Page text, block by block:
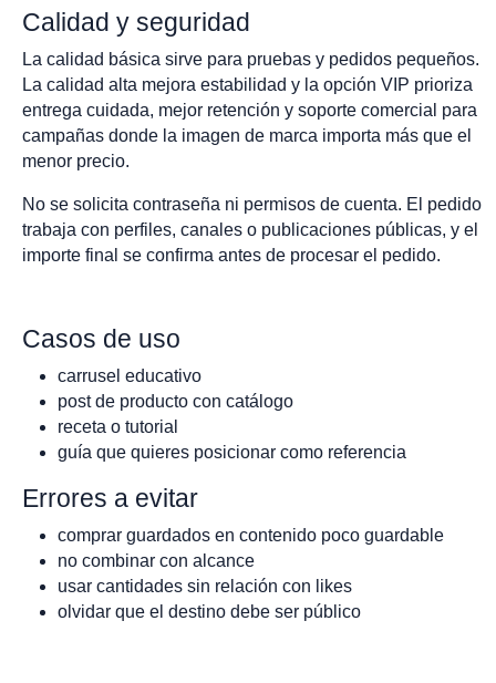
Calidad y seguridad
La calidad básica sirve para pruebas y pedidos pequeños.
La calidad alta mejora estabilidad y la opción VIP prioriza
entrega cuidada, mejor retención y soporte comercial para
campañas donde la imagen de marca importa más que el
menor precio.
No se solicita contraseña ni permisos de cuenta. El pedido
trabaja con perfiles, canales o publicaciones públicas, y el
importe final se confirma antes de procesar el pedido.
Casos de uso
carrusel educativo
post de producto con catálogo
receta o tutorial
guía que quieres posicionar como referencia
Errores a evitar
comprar guardados en contenido poco guardable
no combinar con alcance
usar cantidades sin relación con likes
olvidar que el destino debe ser público